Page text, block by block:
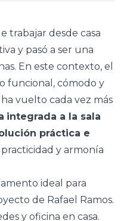
trabajar desde casa
y pasó a ser una
En este contexto, el
funcional, cómodo y
vuelto cada vez más
integrada a la sala
práctica e
y armonía